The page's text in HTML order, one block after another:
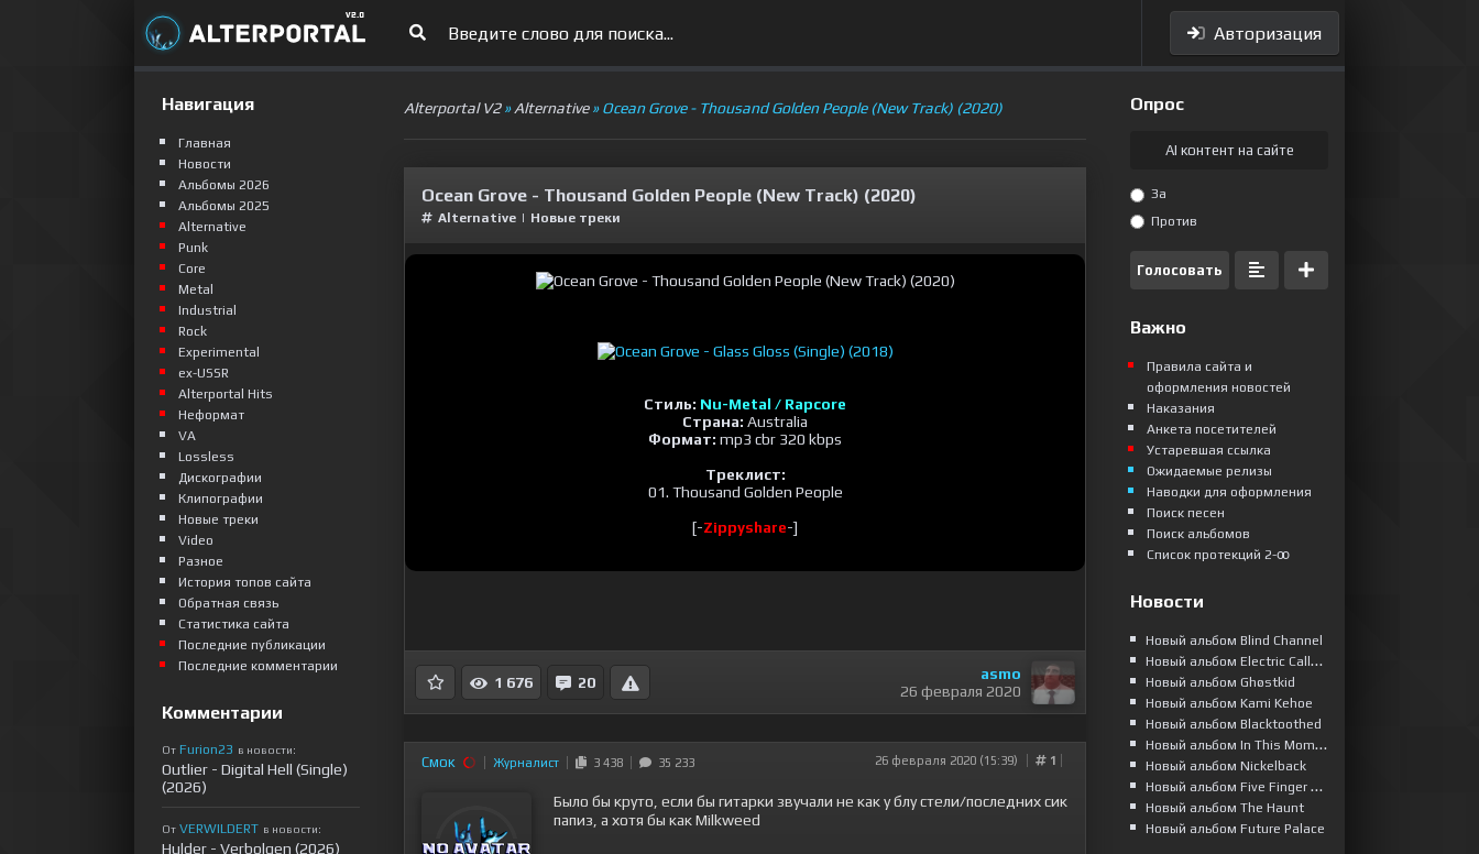
Авторизация
Alterportal V2»Alternative» Ocean Grove - Thousand Golden People (New Track) (2020)
Ocean Grove - Thousand Golden People (New Track) (2020)
Alternative | Новые треки
Стиль: Nu-Metal / Rapcore
Страна: Australia
Формат: mp3 cbr 320 kbps
Треклист:
01. Thousand Golden People
[-Zippyshare-]
1 676 20
asmo
26 февраля 2020
Смок Журналист 3 438 35 233 26 февраля 2020 (15:39) 1
Было бы круто, если бы гитарки звучали не как у блу стели/последних сик
папиз, а хотя бы как Milkweed
Навигация
Главная
Новости
Альбомы 2026
Альбомы 2025
Alternative
Punk
Сore
Metal
Industrial
Rock
Experimental
ex-USSR
Alterportal Hits
Неформат
VA
Lossless
Дискографии
Клипографии
Новые треки
Video
Разное
История топов сайта
Обратная связь
Статистика сайта
Последние публикации
Последние комментарии
Комментарии
От Furion23 в новости:
Outlier - Digital Hell (Single)
(2026)
От VERWILDERT в новости:
Hulder - Verbolgen (2026)
Опрос
AI контент на сайте
За
Против
Голосовать
Важно
Правила сайта и
оформления новостей
Наказания
Анкета посетителей
Устаревшая ссылка
Ожидаемые релизы
Наводки для оформления
Поиск песен
Поиск альбомов
Список протекций 2-ꝏ
Новости
Новый альбом Blind Channel
Новый альбом Electric Callboy
Новый альбом Ghøstkid
Новый альбом Kami Kehoe
Новый альбом Blacktoothed
Новый альбом In This Moment
Новый альбом Nickelback
Новый альбом Five Finger Death Punch
Новый альбом The Haunt
Новый альбом Future Palace